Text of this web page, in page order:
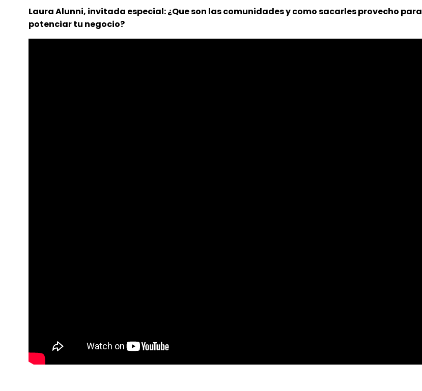
Laura Alunni, invitada especial: ¿Que son las comunidades y como sacarles provecho para
potenciar tu negocio?